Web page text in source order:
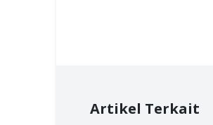
Artikel Terkait